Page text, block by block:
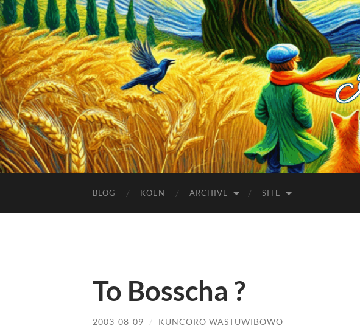
BLOG KOEN ARCHIVE SITE
To Bosscha ?
2003-08-09 / KUNCORO WASTUWIBOWO